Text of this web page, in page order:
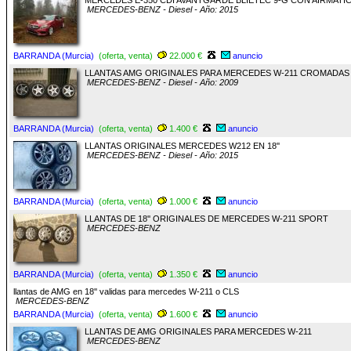
MERCEDES-BENZ - Diesel - Año: 2015
BARRANDA (Murcia) (oferta, venta) 22.000 €
anuncio
LLANTAS AMG ORIGINALES PARA MERCEDES W-211 CROMADAS
MERCEDES-BENZ - Diesel - Año: 2009
BARRANDA (Murcia) (oferta, venta) 1.400 €
anuncio
LLANTAS ORIGINALES MERCEDES W212 EN 18''
MERCEDES-BENZ - Diesel - Año: 2015
BARRANDA (Murcia) (oferta, venta) 1.000 €
anuncio
LLANTAS DE 18'' ORIGINALES DE MERCEDES W-211 SPORT
MERCEDES-BENZ
BARRANDA (Murcia) (oferta, venta) 1.350 €
anuncio
llantas de AMG en 18'' validas para mercedes W-211 o CLS
MERCEDES-BENZ
BARRANDA (Murcia) (oferta, venta) 1.600 €
anuncio
LLANTAS DE AMG ORIGINALES PARA MERCEDES W-211
MERCEDES-BENZ